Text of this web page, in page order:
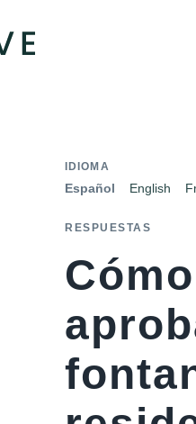
IDIOMA
Español English
RESPUESTAS